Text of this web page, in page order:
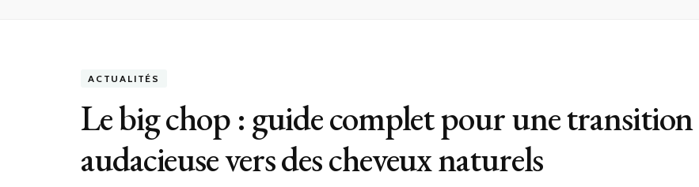
ACTUALITÉS
Le big chop : guide complet pour une transition
audacieuse vers des cheveux naturels